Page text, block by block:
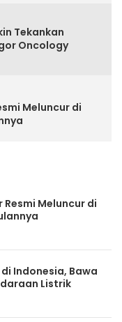
Tekankan
Oncology
Meluncur di
Meluncur di
di Indonesia, Bawa
Listrik